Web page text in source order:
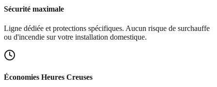
Sécurité maximale
Ligne dédiée et protections spécifiques. Aucun risque de surchauffe
ou d'incendie sur votre installation domestique.
Économies Heures Creuses